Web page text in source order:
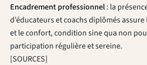
Encadrement professionnel: la
d’éducateurs et coachs diplômés
et le confort, condition sine qua non
participation régulière et sereine.
[SOURCES]